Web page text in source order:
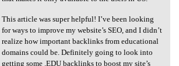
This article was super helpful! I’ve been looking
for ways to improve my website’s SEO, and I didn’t
realize how important backlinks from educational
domains could be. Definitely going to look into
getting some .EDU backlinks to boost my site’s